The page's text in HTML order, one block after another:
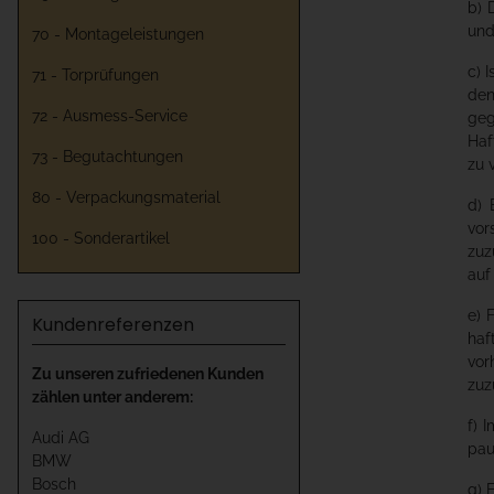
b)
c)
zu
d)
e)
f)
g)
70 - Montageleistungen
71 - Torprüfungen
72 - Ausmess-Service
73 - Begutachtungen
80 - Verpackungsmaterial
100 - Sonderartikel
Kundenreferenzen
Zu unseren zufriedenen Kunden
zählen unter anderem:
Audi AG
BMW
Bosch